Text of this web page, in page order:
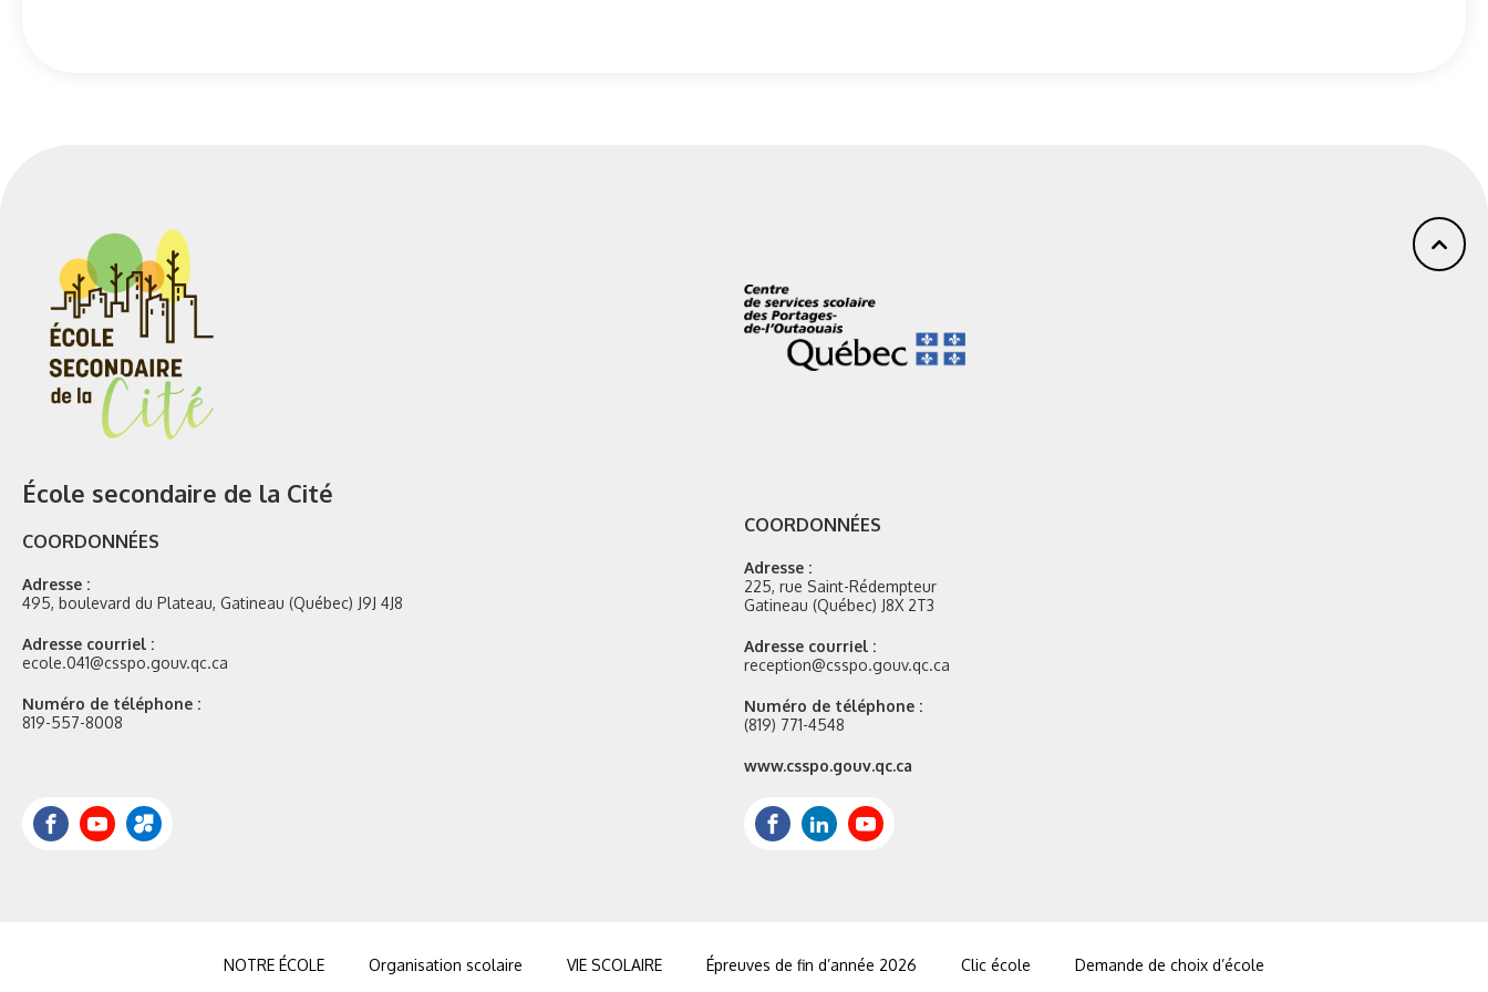
École secondaire de la Cité
COORDONNÉES
Adresse :
495, boulevard du Plateau, Gatineau (Québec) J9J 4J8
Adresse courriel :
ecole.041@csspo.gouv.qc.ca
Numéro de téléphone :
819-557-8008
FacebookYouTube
Portail
Mozaik
COORDONNÉES
Adresse :
225, rue Saint-Rédempteur
Gatineau (Québec) J8X 2T3
Adresse courriel :
reception@csspo.gouv.qc.ca
Numéro de téléphone :
(819) 771-4548
Site
www.csspo.gouv.qc.ca
FacebookLinkedInYoutube
NOTRE ÉCOLE Organisation scolaire VIE SCOLAIRE Épreuves de fin d’année 2026 Clic école Demande de choix d’école